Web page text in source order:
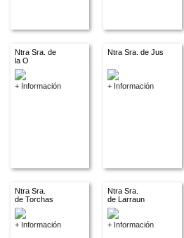
Ntra Sra. de
la O
+ Información
Ntra Sra. de Jus
+ Información
Ntra Sra.
de Torchas
+ Información
Ntra Sra.
de Larraun
+ Información